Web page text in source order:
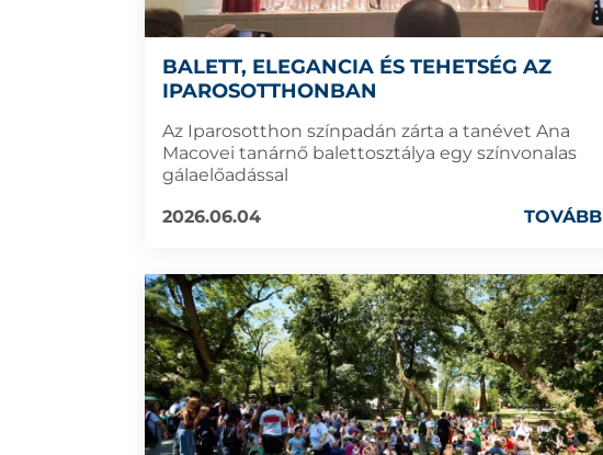
BALETT, ELEGANCIA ÉS TEHETSÉG AZ
IPAROSOTTHONBAN
Az Iparosotthon színpadán zárta a tanévet Ana
Macovei tanárnő balettosztálya egy színvonalas
gálaelőadással
2026.06.04
TOVÁBB